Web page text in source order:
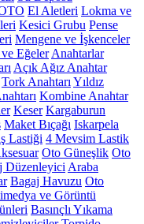
El Aletleri Lokma ve
Kesici Grubu Pense
Mengene ve İşkenceler
ve Eğeler Anahtarlar
Açık Ağız Anahtar
Tork Anahtarı Yıldız
Kombine Anahtar
Keser Kargaburun
Maket Bıçağı Iskarpela
Lastiği 4 Mevsim Lastik
Oto Güneşlik Oto
Düzenleyici Araba
Bagaj Havuzu Oto
ve Görüntü
Basınçlı Yıkama